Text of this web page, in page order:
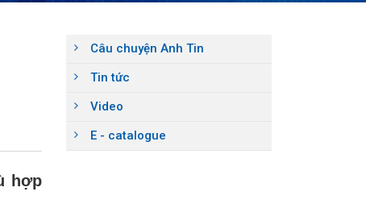
hợp
Câu chuyện Anh Tin
Tin tức
Video
E - catalogue